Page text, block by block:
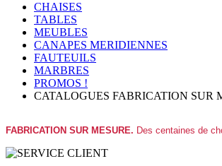
CHAISES
TABLES
MEUBLES
CANAPES MERIDIENNES
FAUTEUILS
MARBRES
PROMOS !
CATALOGUES FABRICATION SUR
FABRICATION SUR MESURE. Des centaines de